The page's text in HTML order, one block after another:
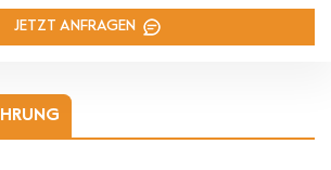
JETZT ANFRAGEN